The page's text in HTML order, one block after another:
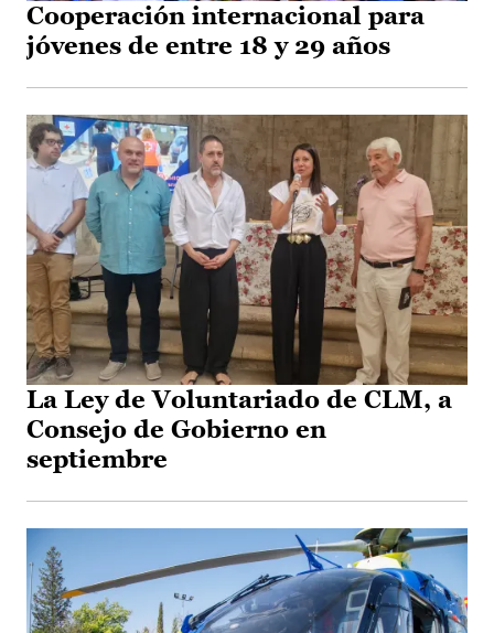
Cooperación internacional para
jóvenes de entre 18 y 29 años
La Ley de Voluntariado de CLM, a
Consejo de Gobierno en
septiembre